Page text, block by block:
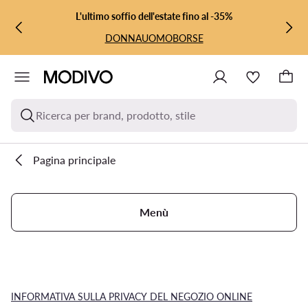
VAI AL CONTENUTO PRINCIPALE
VAI ALLA RICERCAL'ultimo soffio dell'estate fino al -35%
DONNAUOMOBORSE
Ricerca per brand, prodotto, stile
Pagina principale
Menù
INFORMATIVA SULLA PRIVACY DEL NEGOZIO ONLINE